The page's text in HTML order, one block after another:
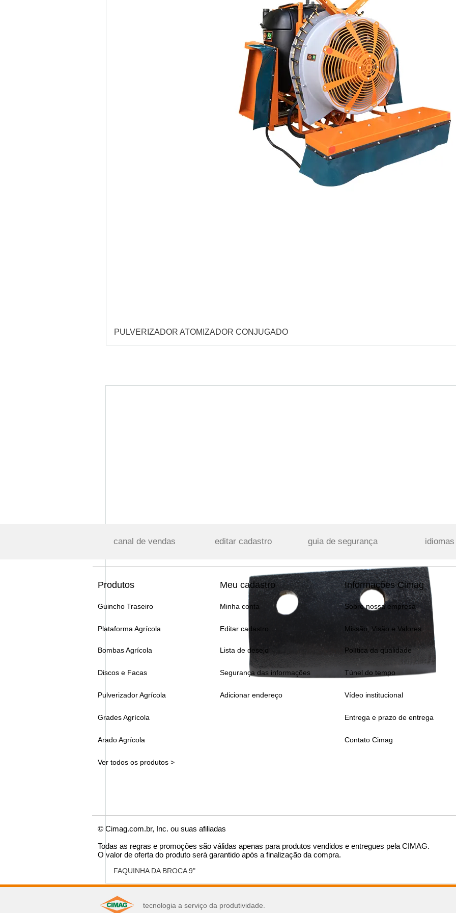
PULVERIZADOR ATOMIZADOR CONJUGADO
FAQUINHA DA BROCA 9"
você pode se interessar
canal de vendas editar cadastro guia de segurança idiomas
Produtos Meu cadastro Informações Cimag
Guincho Traseiro Minha conta Sobre nossa empresa
Plataforma Agrícola Editar cadastro Missão, Visão e Valores
Bombas Agrícola Lista de desejo Política da qualidade
Discos e Facas Segurança das informações Túnel do tempo
Pulverizador Agrícola Adicionar endereço Vídeo institucional
Grades Agrícola
Arado Agrícola
Entrega e prazo de entrega
Contato Cimag
Ver todos os produtos >
© Cimag.com.br, Inc. ou suas afiliadas
Todas as regras e promoções são válidas apenas para produtos vendidos e entregues pela CIMAG.
O valor de oferta do produto será garantido após a finalização da compra.
tecnologia a serviço da produtividade.